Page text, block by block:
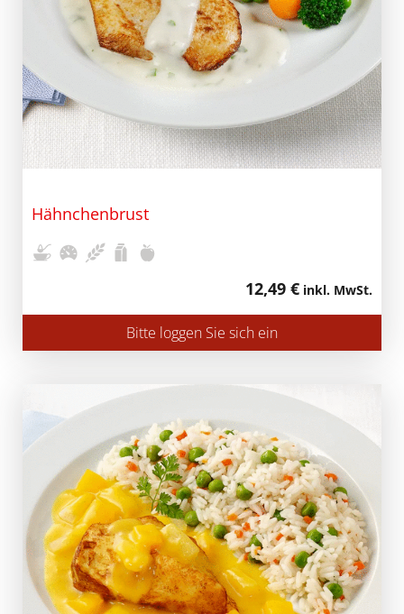
Hähnchenbrust
12,49 € inkl. MwSt.
Bitte loggen Sie sich ein